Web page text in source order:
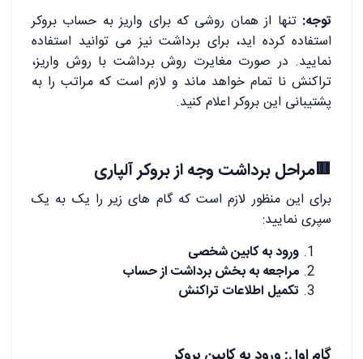
توجه: تنها از همان روشی که برای واریز به حساب بروکر
استفاده کرده اید، برای برداشت نیز می توانید استفاده
نمایید. در صورت مغایرت روش برداشت با روش واریز،
تراکنش نا تمام خواهد ماند و لازم است که مراتب را به
پشتیبانی این بروکر اعلام کنید.
🟥مراحل برداشت وجه از بروکر آلپاری
برای این منظور لازم است که گام های زیر را یک به یک
سپری نمایید:
ورود به کابین شخصی
مراجعه به بخش برداشت از حساب
تکمیل اطلاعات تراکنش